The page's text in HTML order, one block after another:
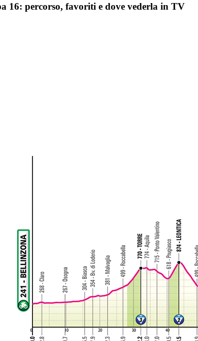
16: percorso, favoriti e dove vederla in TV